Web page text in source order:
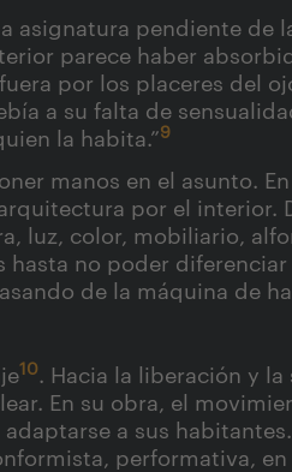
asignatura pendiente
parece haber
por los placeres del
a su falta de
la habita.”9
manos en el asunto.
por el
luz, color, mobiliario,
hasta no poder
de la máquina de
10. Hacia la liberación y
En su obra, el
a sus
performativa,